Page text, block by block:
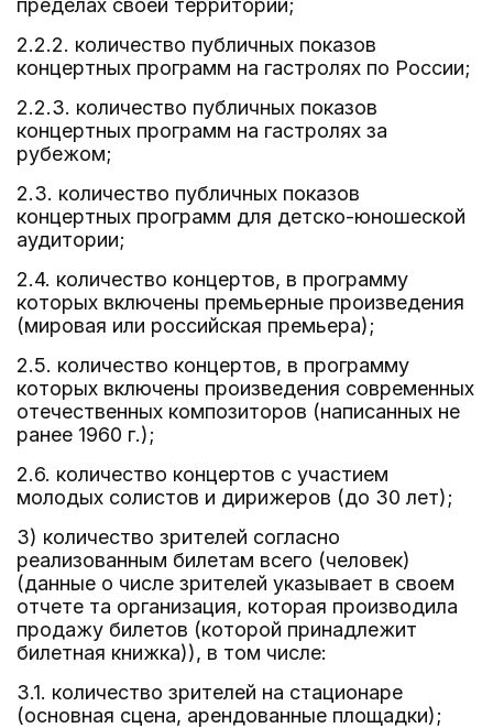
пределах своей территории;
2.2.2. количество публичных показов
концертных программ на гастролях по России;
2.2.3. количество публичных показов
концертных программ на гастролях за
рубежом;
2.3. количество публичных показов
концертных программ для детско-юношеской
аудитории;
2.4. количество концертов, в программу
которых включены премьерные произведения
(мировая или российская премьера);
2.5. количество концертов, в программу
которых включены произведения современных
отечественных композиторов (написанных не
ранее 1960 г.);
2.6. количество концертов с участием
молодых солистов и дирижеров (до 30 лет);
3) количество зрителей согласно
реализованным билетам всего (человек)
(данные о числе зрителей указывает в своем
отчете та организация, которая производила
продажу билетов (которой принадлежит
билетная книжка)), в том числе:
3.1. количество зрителей на стационаре
(основная сцена, арендованные площадки);